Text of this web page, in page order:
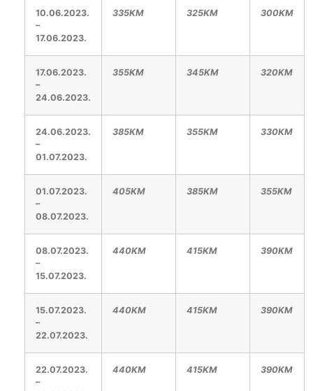
10.06.2023.
–
17.06.2023.
335KM 325KM 300KM
17.06.2023.
–
24.06.2023.
355KM 345KM 320KM
24.06.2023.
–
01.07.2023.
385KM 355KM 330KM
01.07.2023.
–
08.07.2023.
405KM 385KM 355KM
08.07.2023.
–
15.07.2023.
440KM 415KM 390KM
15.07.2023.
–
22.07.2023.
440KM 415KM 390KM
22.07.2023.
–
440KM 415KM 390KM